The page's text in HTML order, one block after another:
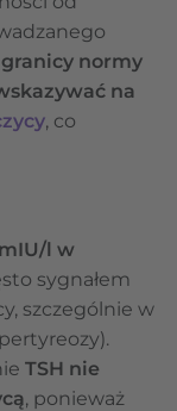
normy
na
, co
l w
sygnałem
szczególnie w
TSH nie
, ponieważ